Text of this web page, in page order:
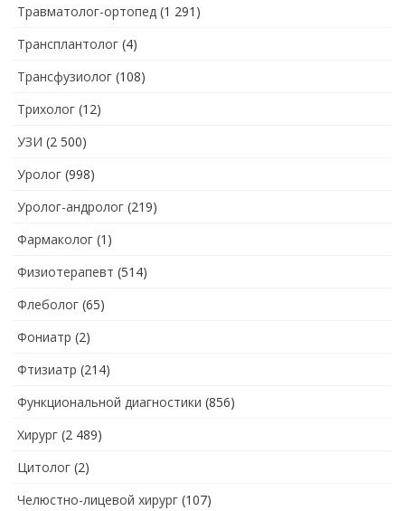
Травматолог-ортопед (1 291)
Трансплантолог (4)
Трансфузиолог (108)
Трихолог (12)
УЗИ (2 500)
Уролог (998)
Уролог-андролог (219)
Фармаколог (1)
Физиотерапевт (514)
Флеболог (65)
Фониатр (2)
Фтизиатр (214)
Функциональной диагностики (856)
Хирург (2 489)
Цитолог (2)
Челюстно-лицевой хирург (107)